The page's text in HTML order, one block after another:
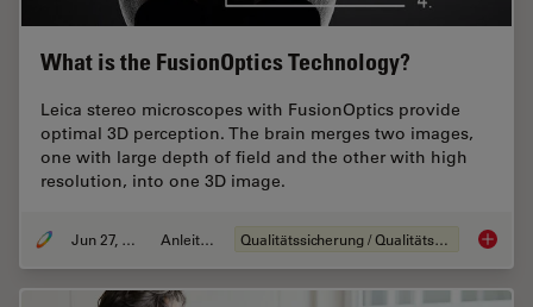
What is the FusionOptics Technology?
Leica stereo microscopes with FusionOptics provide
optimal 3D perception. The brain merges two images,
one with large depth of field and the other with high
resolution, into one 3D image.
Jun 27, 2023 Anleitung Qualitätssicherung / Qualitätskontrolle What is